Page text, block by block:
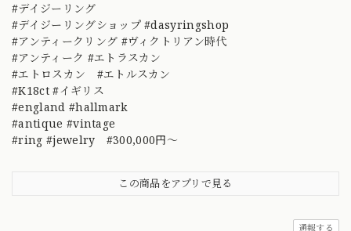
#デイジーリング
#デイジーリングショップ #dasyringshop
#アンティークリング #ヴィクトリアン時代
#アンティーク #エトラスカン
#エトロスカン #エトルスカン
#K18ct #イギリス
#england #hallmark
#antique #vintage
#ring #jewelry #300,000円～
この商品をアプリで見る
通報する